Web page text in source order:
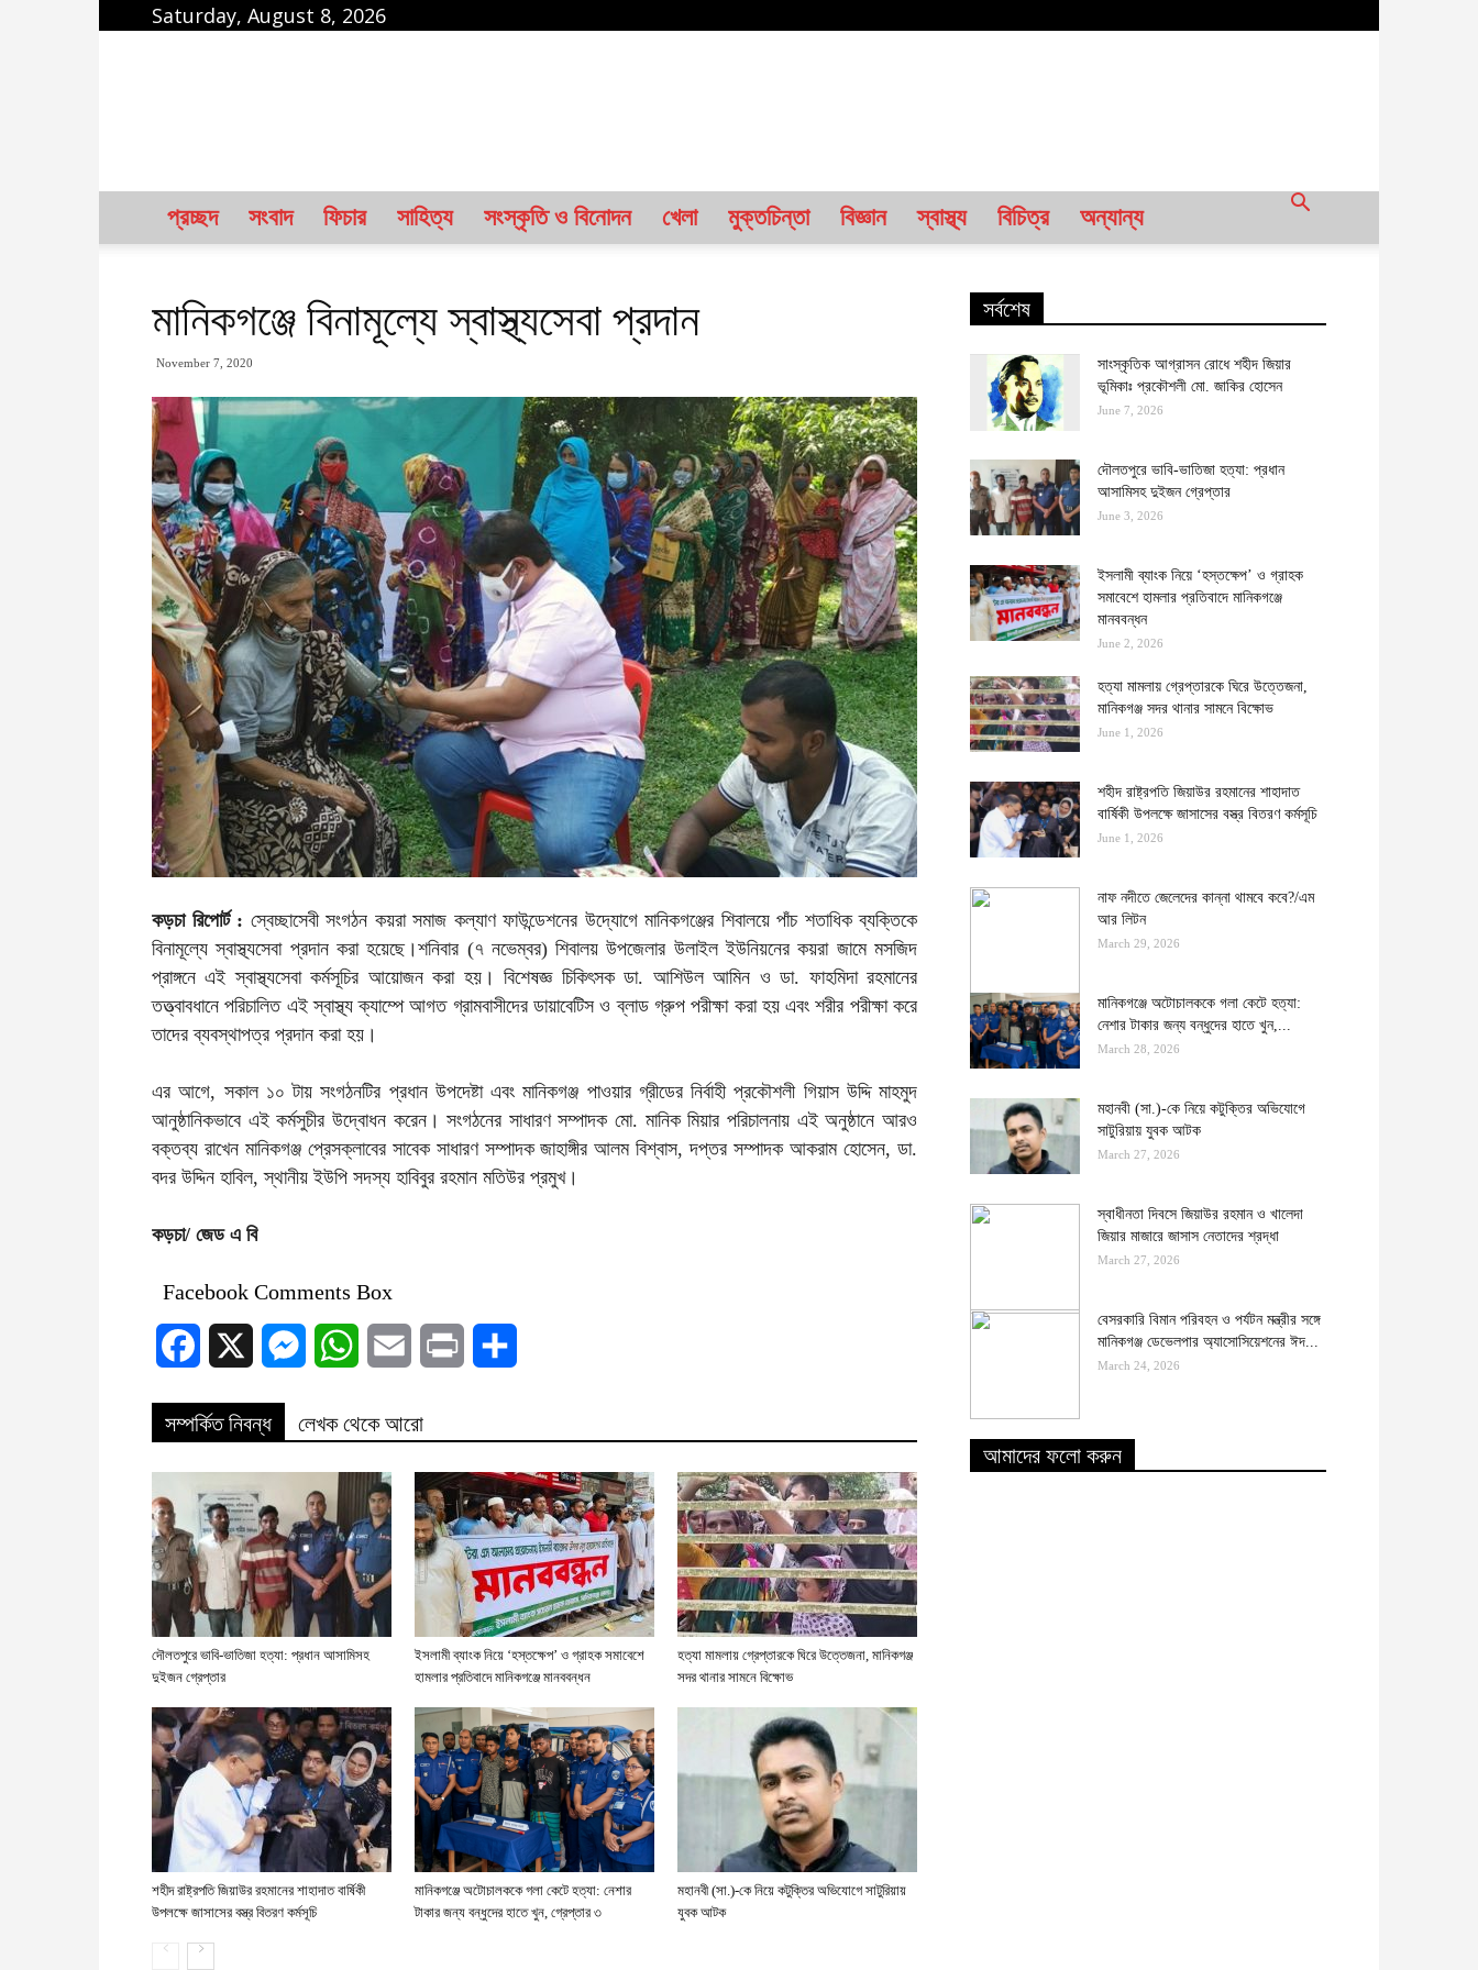
Saturday, August 8, 2026
প্রচ্ছদ সংবাদ ফিচার সাহিত্য সংস্কৃতি ও বিনোদন খেলা মুক্তচিন্তা বিজ্ঞান স্বাস্থ্য বিচিত্র অন্যান্য
মানিকগঞ্জে বিনামূল্যে স্বাস্থ্যসেবা প্রদান
November 7, 2020
কড়চা রিপোর্ট : স্বেচ্ছাসেবী সংগঠন কয়রা সমাজ কল্যাণ ফাউন্ডেশনের উদ্যোগে মানিকগঞ্জের শিবালয়ে পাঁচ শতাধিক ব্যক্তিকে
বিনামূল্যে স্বাস্থ্যসেবা প্রদান করা হয়েছে।শনিবার (৭ নভেম্বর) শিবালয় উপজেলার উলাইল ইউনিয়নের কয়রা জামে মসজিদ
প্রাঙ্গনে এই স্বাস্থ্যসেবা কর্মসূচির আয়োজন করা হয়। বিশেষজ্ঞ চিকিৎসক ডা. আশিউল আমিন ও ডা. ফাহমিদা রহমানের
তত্ত্বাবধানে পরিচালিত এই স্বাস্থ্য ক্যাম্পে আগত গ্রামবাসীদের ডায়াবেটিস ও ব্লাড গ্রুপ পরীক্ষা করা হয় এবং শরীর পরীক্ষা করে
তাদের ব্যবস্থাপত্র প্রদান করা হয়।
এর আগে, সকাল ১০ টায় সংগঠনটির প্রধান উপদেষ্টা এবং মানিকগঞ্জ পাওয়ার গ্রীডের নির্বাহী প্রকৌশলী গিয়াস উদ্দি মাহমুদ
আনুষ্ঠানিকভাবে এই কর্মসুচীর উদ্বোধন করেন। সংগঠনের সাধারণ সম্পাদক মো. মানিক মিয়ার পরিচালনায় এই অনুষ্ঠানে আরও
বক্তব্য রাখেন মানিকগঞ্জ প্রেসক্লাবের সাবেক সাধারণ সম্পাদক জাহাঙ্গীর আলম বিশ্বাস, দপ্তর সম্পাদক আকরাম হোসেন, ডা.
বদর উদ্দিন হাবিল, স্থানীয় ইউপি সদস্য হাবিবুর রহমান মতিউর প্রমুখ।
কড়চা/ জেড এ বি
Facebook Comments Box
Facebook MessengerWhatsAppEmail Print
সম্পর্কিত নিবন্ধ লেখক থেকে আরো
দৌলতপুরে ভাবি-ভাতিজা হত্যা: প্রধান আসামিসহ
দুইজন গ্রেপ্তার
ইসলামী ব্যাংক নিয়ে ‘হস্তক্ষেপ’ ও গ্রাহক সমাবেশে
হামলার প্রতিবাদে মানিকগঞ্জে মানববন্ধন
হত্যা মামলায় গ্রেপ্তারকে ঘিরে উত্তেজনা, মানিকগঞ্জ
সদর থানার সামনে বিক্ষোভ
শহীদ রাষ্ট্রপতি জিয়াউর রহমানের শাহাদাত বার্ষিকী
উপলক্ষে জাসাসের বস্ত্র বিতরণ কর্মসূচি
মানিকগঞ্জে অটোচালককে গলা কেটে হত্যা: নেশার
টাকার জন্য বন্ধুদের হাতে খুন, গ্রেপ্তার ৩
মহানবী (সা.)-কে নিয়ে কটুক্তির অভিযোগে সাটুরিয়ায়
যুবক আটক
সর্বশেষ
সাংস্কৃতিক আগ্রাসন রোধে শহীদ জিয়ার
ভূমিকাঃ প্রকৌশলী মো. জাকির হোসেন
June 7, 2026
দৌলতপুরে ভাবি-ভাতিজা হত্যা: প্রধান
আসামিসহ দুইজন গ্রেপ্তার
June 3, 2026
ইসলামী ব্যাংক নিয়ে ‘হস্তক্ষেপ’ ও গ্রাহক
সমাবেশে হামলার প্রতিবাদে মানিকগঞ্জে
মানববন্ধন
June 2, 2026
হত্যা মামলায় গ্রেপ্তারকে ঘিরে উত্তেজনা,
মানিকগঞ্জ সদর থানার সামনে বিক্ষোভ
June 1, 2026
শহীদ রাষ্ট্রপতি জিয়াউর রহমানের শাহাদাত
বার্ষিকী উপলক্ষে জাসাসের বস্ত্র বিতরণ কর্মসূচি
June 1, 2026
নাফ নদীতে জেলেদের কান্না থামবে কবে?/এম
আর লিটন
March 29, 2026
মানিকগঞ্জে অটোচালককে গলা কেটে হত্যা:
নেশার টাকার জন্য বন্ধুদের হাতে খুন,...
March 28, 2026
মহানবী (সা.)-কে নিয়ে কটুক্তির অভিযোগে
সাটুরিয়ায় যুবক আটক
March 27, 2026
স্বাধীনতা দিবসে জিয়াউর রহমান ও খালেদা
জিয়ার মাজারে জাসাস নেতাদের শ্রদ্ধা
March 27, 2026
বেসরকারি বিমান পরিবহন ও পর্যটন মন্ত্রীর সঙ্গে
মানিকগঞ্জ ডেভেলপার অ্যাসোসিয়েশনের ঈদ...
March 24, 2026
আমাদের ফলো করুন